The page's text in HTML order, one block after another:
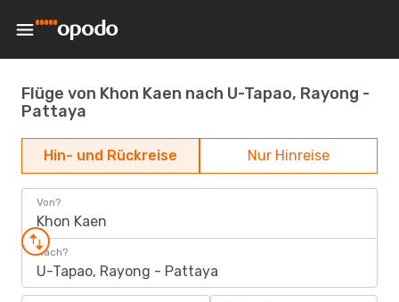
Flüge von Khon Kaen nach U-Tapao, Rayong -
Pattaya
Hin- und Rückreise Nur Hinreise
Von?
Khon Kaen
Nach?
U-Tapao, Rayong - Pattaya